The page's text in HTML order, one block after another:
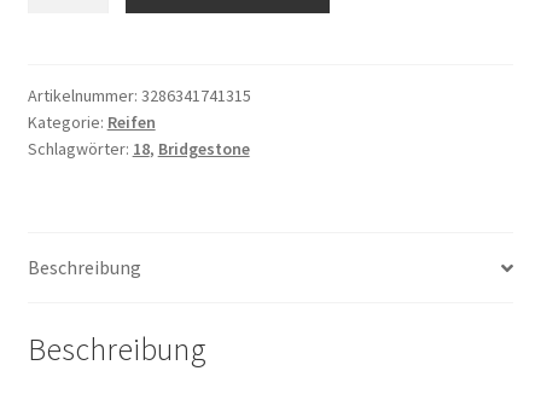
-
18
65V
Artikelnummer: 3286341741315
Kategorie: Reifen
Schlagwörter: 18, Bridgestone
Beschreibung
Beschreibung